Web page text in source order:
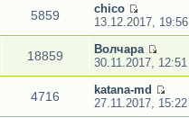
5859
chico
13.12.2017, 19:56
18859
Волчара
30.11.2017, 12:51
4716
katana-md
27.11.2017, 15:22